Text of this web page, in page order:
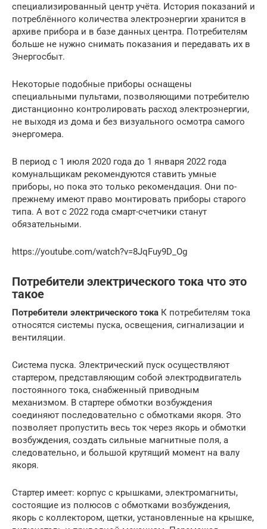
специализированный центр учёта. История показаний и
потреблённого количества электроэнергии хранится в
архиве прибора и в базе данных центра. Потребителям
больше не нужно снимать показания и передавать их в
Энергосбыт.
Некоторые подобные приборы оснащены
специальными пультами, позволяющими потребителю
дистанционно контролировать расход электроэнергии,
не выходя из дома и без визуального осмотра самого
энергомера.
В период с 1 июля 2020 года до 1 января 2022 года
комунальщикам рекомендуются ставить умные
приборы, но пока это только рекомендация. Они по-
прежнему имеют право монтировать приборы старого
типа. А вот с 2022 года смарт-счетчики станут
обязательными.
https://youtube.com/watch?v=8JqFuy9D_Og
Потребители электрического тока что это
такое
Потребители электрического тока К потребителям тока
относятся системы пуска, освещения, сигнализации и
вентиляции.
Система пуска. Электрический пуск осуществляют
стартером, представляющим собой электродвигатель
постоянного тока, снабженный приводным
механизмом. В стартере обмотки возбуждения
соединяют последовательно с обмотками якоря. Это
позволяет пропустить весь ток через якорь и обмотки
возбуждения, создать сильные магнитные поля, а
следовательно, и большой крутящий момент на валу
якоря.
Стартер имеет: корпус с крышками, электромагниты,
состоящие из полюсов с обмотками возбуждения,
якорь с коллектором, щетки, установленные на крышке,